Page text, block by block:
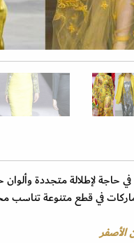
حاجة لإطلالة متجددة
في قطع متنوعة تناسب
الأصفر